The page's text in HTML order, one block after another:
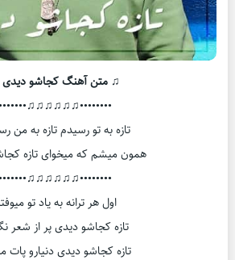
♫ متن آهنگ کجاشو
تازه به تو رسیدم تازه به من
همون میشم که میخوای تازه
اول هر ترانه به یاد تو
تازه کجاشو دیدی پر از شعر
تازه کجاشو دیدی دنیارو پات